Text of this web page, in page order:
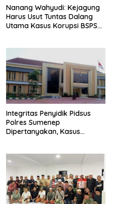
Nanang Wahyudi: Kejagung
Harus Usut Tuntas Dalang
Utama Kasus Korupsi BSPS
Integritas Penyidik Pidsus
Polres Sumenep
Dipertanyakan, Kasus
Kepastian